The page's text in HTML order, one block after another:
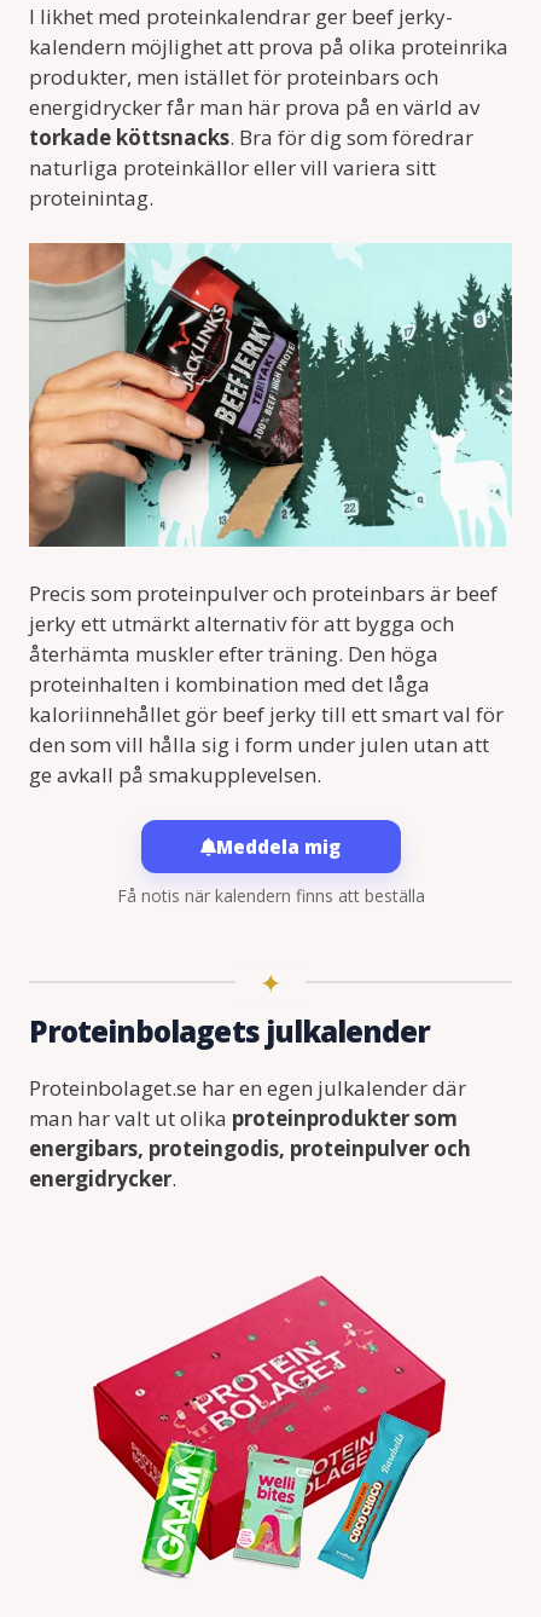
I likhet med proteinkalendrar ger beef jerky-
kalendern möjlighet att prova på olika proteinrika
produkter, men istället för proteinbars och
energidrycker får man här prova på en värld av
torkade köttsnacks. Bra för dig som föredrar
naturliga proteinkällor eller vill variera sitt
proteinintag.
Precis som proteinpulver och proteinbars är beef
jerky ett utmärkt alternativ för att bygga och
återhämta muskler efter träning. Den höga
proteinhalten i kombination med det låga
kaloriinnehållet gör beef jerky till ett smart val för
den som vill hålla sig i form under julen utan att
ge avkall på smakupplevelsen.
Meddela mig
Få notis när kalendern finns att beställa
Proteinbolagets julkalender
Proteinbolaget.se har en egen julkalender där
man har valt ut olika proteinprodukter som
energibars, proteingodis, proteinpulver och
energidrycker.